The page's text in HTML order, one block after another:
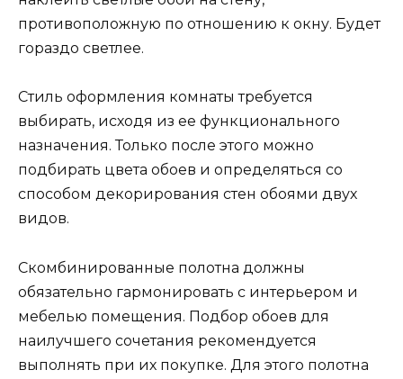
противоположную по отношению к окну. Будет
гораздо светлее.
Стиль оформления комнаты требуется
выбирать, исходя из ее функционального
назначения. Только после этого можно
подбирать цвета обоев и определяться со
способом декорирования стен обоями двух
видов.
Скомбинированные полотна должны
обязательно гармонировать с интерьером и
мебелью помещения. Подбор обоев для
наилучшего сочетания рекомендуется
выполнять при их покупке. Для этого полотна